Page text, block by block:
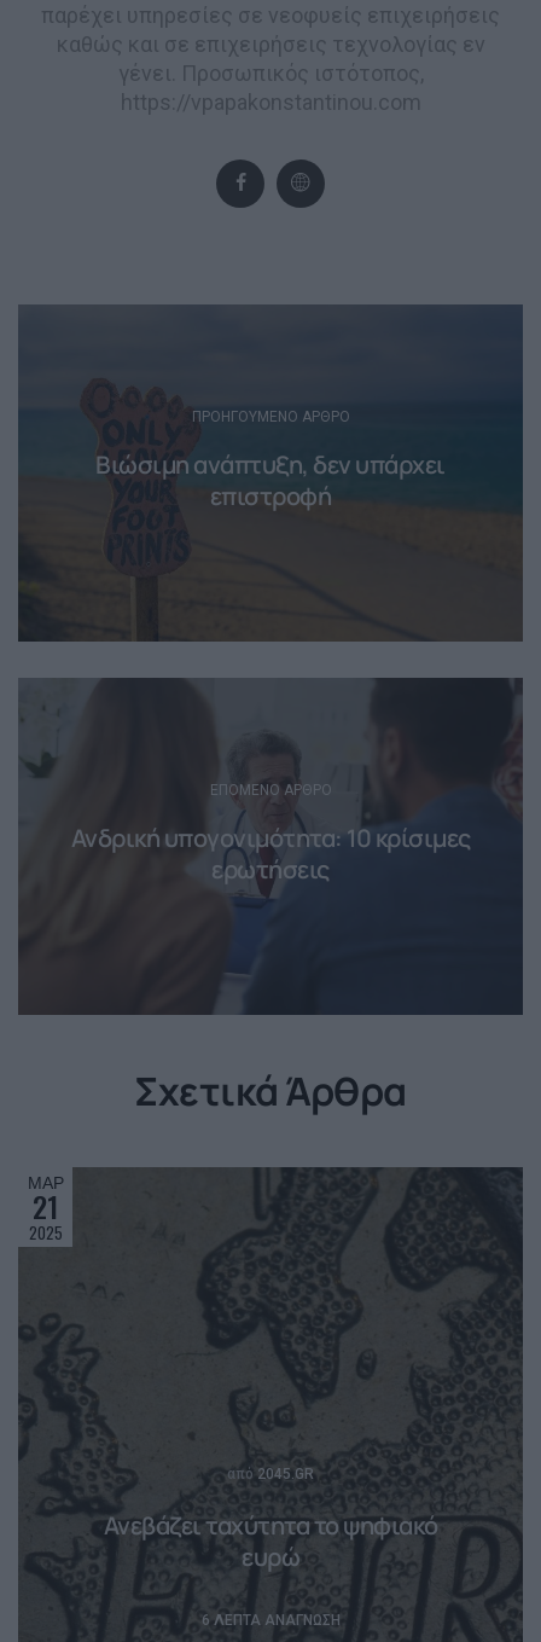
παρέχει υπηρεσίες σε νεοφυείς επιχειρήσεις
καθώς και σε επιχειρήσεις τεχνολογίας εν
γένει. Προσωπικός ιστότοπος,
https://vpapakonstantinou.com
Post
ΠΡΟΗΓΟΎΜΕΝΟ ΆΡΘΡΟ
Βιώσιμη ανάπτυξη, δεν υπάρχει
επιστροφή
ΕΠΌΜΕΝΟ ΆΡΘΡΟ
Ανδρική υπογονιμότητα: 10 κρίσιμες
ερωτήσεις
Σχετικά Άρθρα
ΜΑΡ
21
2025
Posted
από 2045.GR
Ανεβάζει ταχύτητα το ψηφιακό
ευρώ
6 ΛΕΠΤΆ ΑΝΆΓΝΩΣΗ